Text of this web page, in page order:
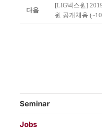
다음
[LIG넥스원]
원 공개채용
Seminar
Jobs